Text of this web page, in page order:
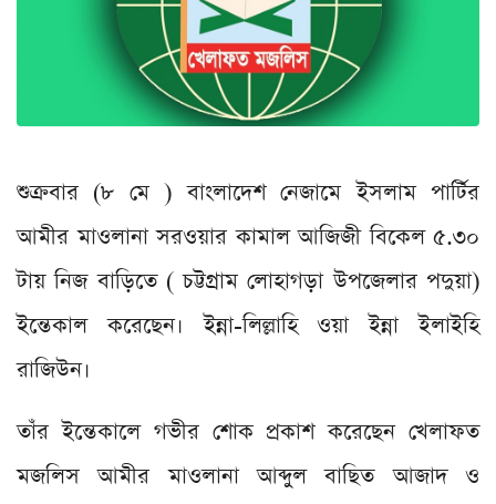
শুক্রবার (৮ মে ) বাংলাদেশ নেজামে ইসলাম পার্টির
আমীর মাওলানা সরওয়ার কামাল আজিজী বিকেল ৫.৩০
টায় নিজ বাড়িতে ( চট্টগ্রাম লোহাগড়া উপজেলার পদুয়া)
ইন্তেকাল করেছেন। ইন্না-লিল্লাহি ওয়া ইন্না ইলাইহি
রাজিউন।
তাঁর ইন্তেকালে গভীর শোক প্রকাশ করেছেন খেলাফত
মজলিস আমীর মাওলানা আব্দুল বাছিত আজাদ ও